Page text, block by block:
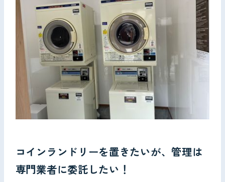
コインランドリーを置きたいが、管理は
専門業者に委託したい！